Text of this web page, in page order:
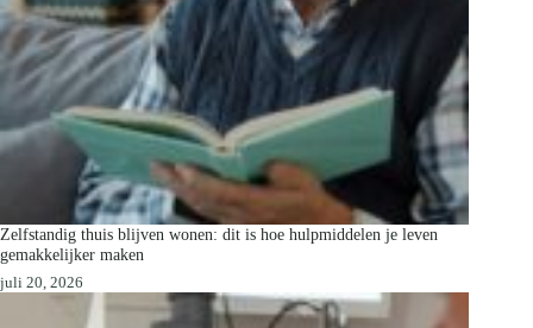
Zelfstandig thuis blijven wonen: dit is hoe hulpmiddelen je leven
gemakkelijker maken
juli 20, 2026